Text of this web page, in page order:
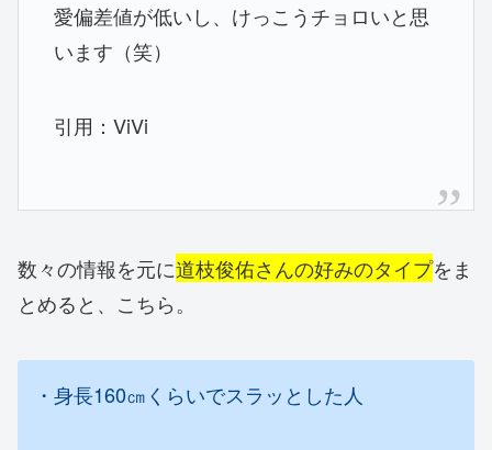
愛偏差値が低いし、けっこうチョロいと思
います（笑）
引用：ViVi
数々の情報を元に道枝俊佑さんの好みのタイプをま
とめると、こちら。
・身長160㎝くらいでスラッとした人